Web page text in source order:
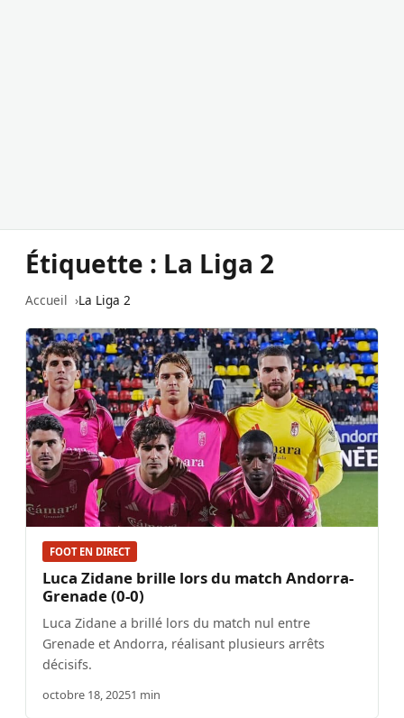
Étiquette : La Liga 2
Accueil La Liga 2
FOOT EN DIRECT
Luca Zidane brille lors du match Andorra-
Grenade (0-0)
Luca Zidane a brillé lors du match nul entre
Grenade et Andorra, réalisant plusieurs arrêts
décisifs.
octobre 18, 20251 min